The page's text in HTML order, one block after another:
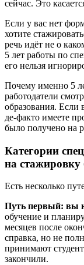
сейчас. Это
Если у вас нет
хотите
речь идёт не о
5 лет работы по
его нельзя
Почему именно 5
работодатели
образования. Если
де-факто имеете
было получено на
Категории
на стажировку
Есть несколько
Путь первый: вы
обучение и
месяцев после
справка, но не
принимают
закончили.